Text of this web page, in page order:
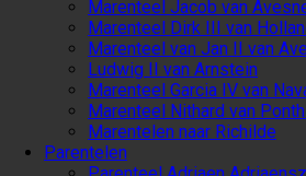
Marenteel Jacob van
Marenteel Dirk III van
Marenteel van Jan II van
Ludwig II van Arnstein
Marenteel Garcia IV van
Marenteel Nithard van
Marentelen naar Richilde
Parentelen